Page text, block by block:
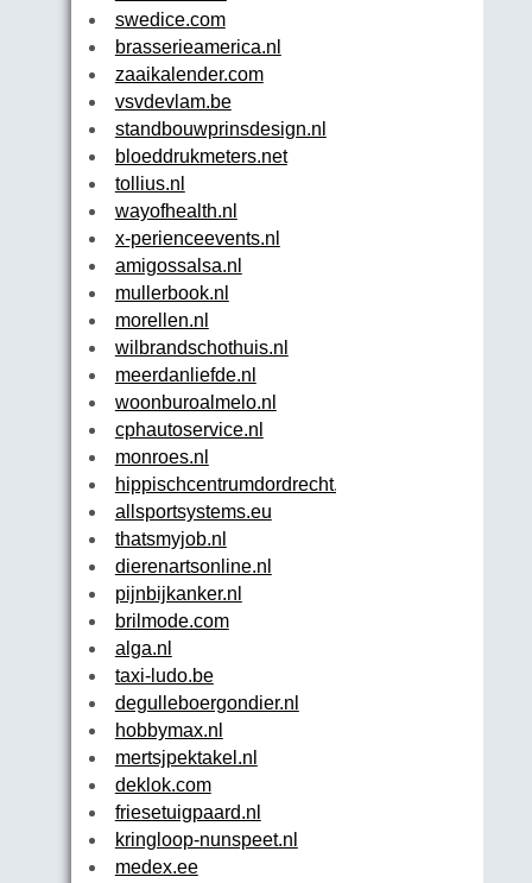
swedice.com
brasserieamerica.nl
zaaikalender.com
vsvdevlam.be
standbouwprinsdesign.nl
bloeddrukmeters.net
tollius.nl
wayofhealth.nl
x-perienceevents.nl
amigossalsa.nl
mullerbook.nl
morellen.nl
wilbrandschothuis.nl
meerdanliefde.nl
woonburoalmelo.nl
cphautoservice.nl
monroes.nl
hippischcentrumdordrecht.nl
allsportsystems.eu
thatsmyjob.nl
dierenartsonline.nl
pijnbijkanker.nl
brilmode.com
alga.nl
taxi-ludo.be
degulleboergondier.nl
hobbymax.nl
mertsjpektakel.nl
deklok.com
friesetuigpaard.nl
kringloop-nunspeet.nl
medex.ee